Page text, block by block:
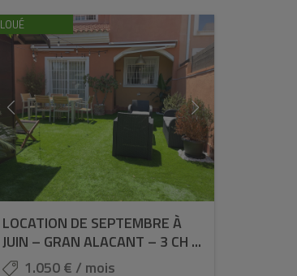
LOUÉ
LOCATION DE SEPTEMBRE À
JUIN – GRAN ALACANT – 3 CH ...
1.050 € / mois